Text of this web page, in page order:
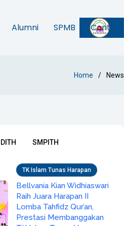
Alumni SPMB Contact
Home News
SMPITH
TK Islam Tunas Harapan
Bellvania Kian Widhiaswari
Raih Juara Harapan II
Lomba Tahfidz Qur’an,
Prestasi Membanggakan